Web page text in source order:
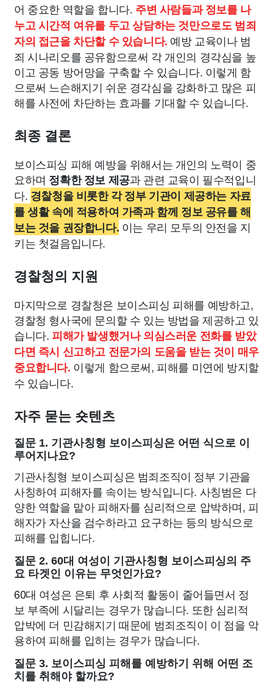
어 중요한 역할을 합니다. 주변 사람들과 정보를 나
누고 시간적 여유를 두고 상담하는 것만으로도 범죄
자의 접근을 차단할 수 있습니다. 예방 교육이나 범
죄 시나리오를 공유함으로써 각 개인의 경각심을 높
이고 공동 방어망을 구축할 수 있습니다. 이렇게 함
으로써 느슨해지기 쉬운 경각심을 강화하고 많은 피
해를 사전에 차단하는 효과를 기대할 수 있습니다.
최종 결론
보이스피싱 피해 예방을 위해서는 개인의 노력이 중
요하며 정확한 정보 제공과 관련 교육이 필수적입니
다. 경찰청을 비롯한 각 정부 기관이 제공하는 자료
를 생활 속에 적용하여 가족과 함께 정보 공유를 해
보는 것을 권장합니다. 이는 우리 모두의 안전을 지
키는 첫걸음입니다.
경찰청의 지원
마지막으로 경찰청은 보이스피싱 피해를 예방하고,
경찰청 형사국에 문의할 수 있는 방법을 제공하고 있
습니다. 피해가 발생했거나 의심스러운 전화를 받았
다면 즉시 신고하고 전문가의 도움을 받는 것이 매우
중요합니다. 이렇게 함으로써, 피해를 미연에 방지할
수 있습니다.
자주 묻는 숏텐츠
질문 1. 기관사칭형 보이스피싱은 어떤 식으로 이
루어지나요?
기관사칭형 보이스피싱은 범죄조직이 정부 기관을
사칭하여 피해자를 속이는 방식입니다. 사칭범은 다
양한 역할을 맡아 피해자를 심리적으로 압박하며, 피
해자가 자산을 검수하라고 요구하는 등의 방식으로
피해를 입힙니다.
질문 2. 60대 여성이 기관사칭형 보이스피싱의 주
요 타겟인 이유는 무엇인가요?
60대 여성은 은퇴 후 사회적 활동이 줄어들면서 정
보 부족에 시달리는 경우가 많습니다. 또한 심리적
압박에 더 민감해지기 때문에 범죄조직이 이 점을 악
용하여 피해를 입히는 경우가 많습니다.
질문 3. 보이스피싱 피해를 예방하기 위해 어떤 조
치를 취해야 할까요?